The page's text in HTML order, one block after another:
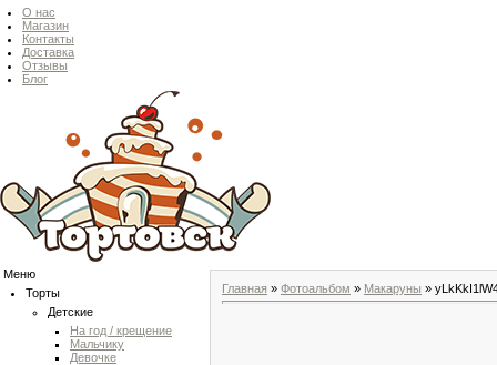
О нас
Магазин
Контакты
Доставка
Отзывы
Блог
Меню
Торты
Детские
На год / крещение
Мальчику
Девочке
Главная » Фотоальбом » Макаруны »